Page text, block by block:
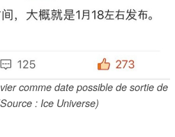
comme date possible de sortie de
: Ice Universe)